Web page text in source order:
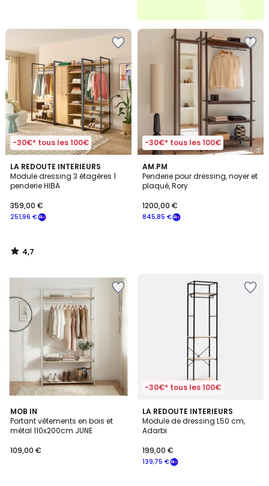
-30€* tous les 100€
LA REDOUTE INTERIEURS
Module dressing 3 étagères 1
penderie HIBA
251,96 €
359,00 €
4,7
/ 5
4,7
/
-30€* tous les 100€
AM.PM
Penderie pour dressing, noyer et
plaqué, Rory
845,85 €
1200,00 €
MOB IN
Portant vêtements en bois et
métal 110x200cm JUNE
109,00 €
5
/
5
2
Couleurs
-30€* tous les 100€
LA REDOUTE INTERIEURS
Module de dressing L50 cm,
Adarbi
139,75 €
199,00 €
4,1
/ 5